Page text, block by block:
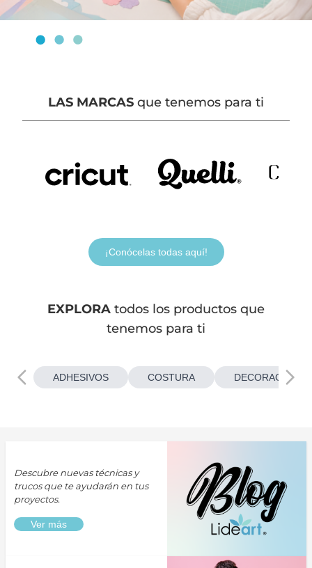
LAS MARCAS que tenemos para ti
¡Conócelas todas aquí!
EXPLORA todos los productos que
tenemos para ti
ADHESIVOS COSTURA
Descubre nuevas técnicas y
trucos que te ayudarán en tus
proyectos.
Ver más